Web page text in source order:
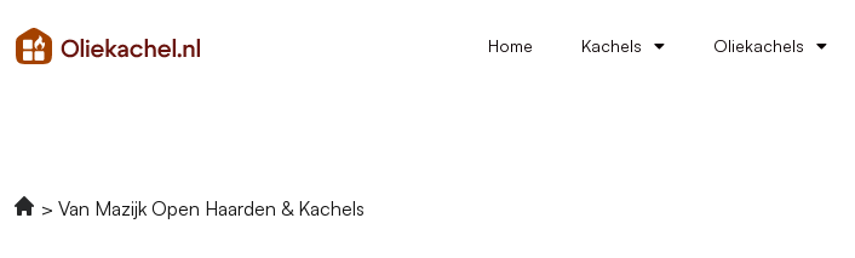
Home Kachels Oliekachels
Van Mazijk Open Haarden & Kachels